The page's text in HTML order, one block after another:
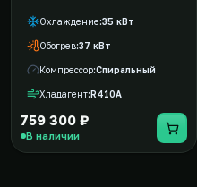
Охлаждение 35 кВт
Обогрев 37 кВт
Компрессор Спиральный
Хладагент R410A
759 300 ₽
В наличии